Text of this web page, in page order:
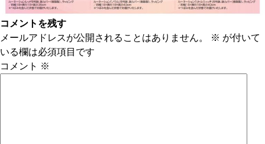
コメントを残す
メールアドレスが公開されることはありません。
※ が付いて
いる欄は必須項目です
コメント ※